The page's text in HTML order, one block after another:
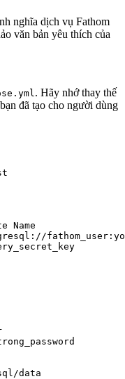
nghĩa dịch vụ Fathom
văn bản yêu thích của
. Hãy nhớ thay thế
đã tạo cho người dùng
Name
data